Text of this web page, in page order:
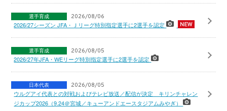
選手育成 2026/08/06
2026/27シーズン JFA・Ｊリーグ特別指定選手に2選手を認定
選手育成 2026/08/05
2026/27年JFA・WEリーグ特別指定選手に2選手を認定
日本代表 2026/08/05
ウルグアイ代表との対戦およびテレビ放送／配信が決定 キリンチャレン
ジカップ2026（9.24＠宮城／キューアンドエースタジアムみやぎ）